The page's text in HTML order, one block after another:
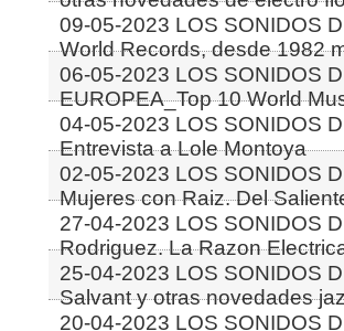
09-05-2023 LOS SONIDOS
World Records, desde 1982
06-05-2023 LOS SONIDOS
EUROPEA_Top 10 World
04-05-2023 LOS SONIDOS
Entrevista a Lole Montoya
02-05-2023 LOS SONIDOS
Mujeres con Raiz. Del
27-04-2023 LOS SONIDOS
Rodriguez. La Razon
25-04-2023 LOS SONIDOS
Salvant y otras novedades
20-04-2023 LOS SONIDOS